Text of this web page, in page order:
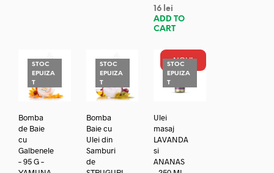
16 lei
ADD TO
CART
STOC
EPUIZA
T
Bomba
de Baie
cu
Galbenele
– 95 G –
STOC
EPUIZA
T
Bomba
Baie cu
Ulei din
Samburi
de
NOU!
STOC
EPUIZA
T
Ulei
masaj
LAVANDA
si
ANANAS